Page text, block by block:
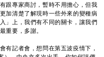
跟專家商討，暫時不用擔心，但我
加清楚了解現時一些外來的變種病
」上，我們有不同的關卡，讓我們
重要，多謝。
有記者會，想問在第五波疫情下，